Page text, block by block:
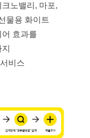
노밸리, 마포,
물용 화이트
효과를
비스